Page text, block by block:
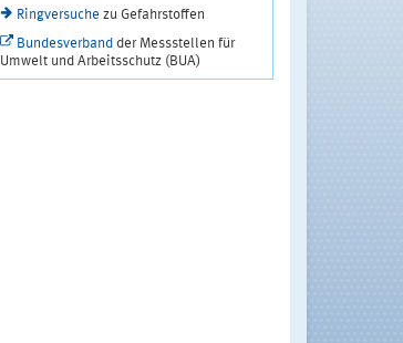
Ringversuche zu Gefahrstoffen
Bundesverbandder Messstellen für
Umwelt und Arbeitsschutz (BUA)